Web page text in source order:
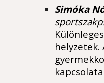
Simóka
helyzetek.
kapcsolata